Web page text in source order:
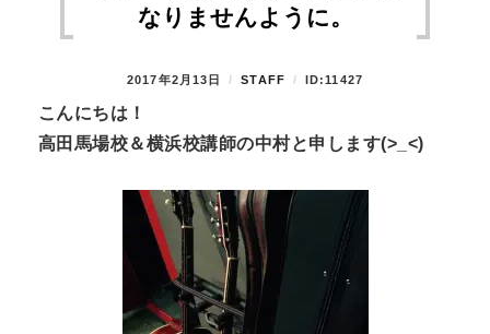
なりませんように。
P
S
T
2017年2月13日
B
STAFF ID:11427
こんにちは！
高田馬場校＆横浜校講師の中村と申します(>_<)